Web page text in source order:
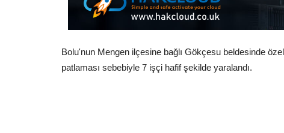
Bolu'nun Mengen ilçesine bağlı Gökçesu beldesinde
patlaması sebebiyle 7 işçi hafif şekilde yaralandı.